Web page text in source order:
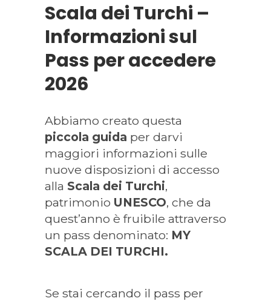
Scala dei Turchi –
Informazioni sul
Pass per accedere
2026
Abbiamo creato questa
piccola guida per darvi
maggiori informazioni sulle
nuove disposizioni di accesso
alla Scala dei Turchi,
patrimonio UNESCO, che da
quest’anno è fruibile attraverso
un pass denominato: MY
SCALA DEI TURCHI.
Se stai cercando il pass per